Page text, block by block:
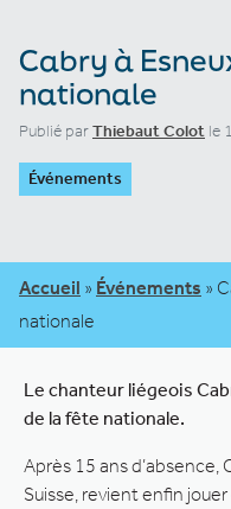
Cabry à
nationale
Publié parThiebaut Colot le
Événements
Accueil » Événements »
nationale
Le chanteur liégeois
de la fête nationale.
Après 15 ans d’absence,
Suisse, revient enfin